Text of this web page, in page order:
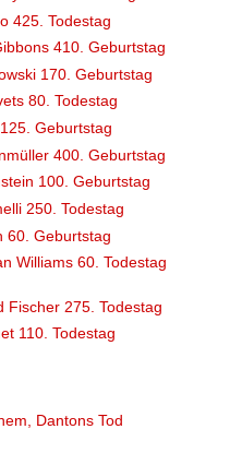
425. Todestag
410. Geburtstag
170. Geburtstag
80. Todestag
Geburtstag
400. Geburtstag
100. Geburtstag
250. Todestag
60. Geburtstag
Williams 60. Todestag
275. Todestag
110. Todestag
Dantons Tod